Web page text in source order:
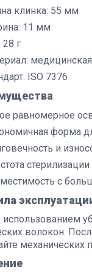
клинка: 55 мм
11 мм
28 г
ISO 7376
равномерное
форма
и
стерилизации
с
волокон.
механических